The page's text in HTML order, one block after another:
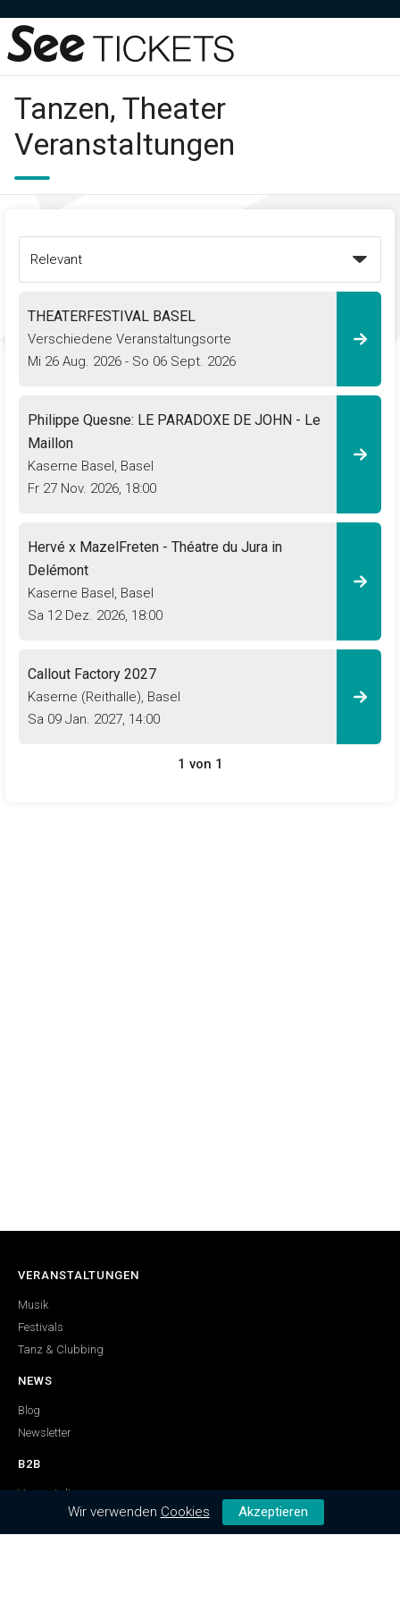
Tanzen, Theater
Veranstaltungen
THEATERFESTIVAL BASEL
Verschiedene Veranstaltungsorte
Mi 26 Aug. 2026 - So 06 Sept. 2026
Philippe Quesne: LE PARADOXE DE JOHN - Le
Maillon
Kaserne Basel, Basel
Fr 27 Nov. 2026, 18:00
Hervé x MazelFreten - Théatre du Jura in
Delémont
Kaserne Basel, Basel
Sa 12 Dez. 2026, 18:00
Callout Factory 2027
Kaserne (Reithalle), Basel
Sa 09 Jan. 2027, 14:00
1 von 1
VERANSTALTUNGEN
Musik
Festivals
Tanz & Clubbing
NEWS
Blog
Newsletter
B2B
Veranstalter
Wir verwenden Cookies Akzeptieren